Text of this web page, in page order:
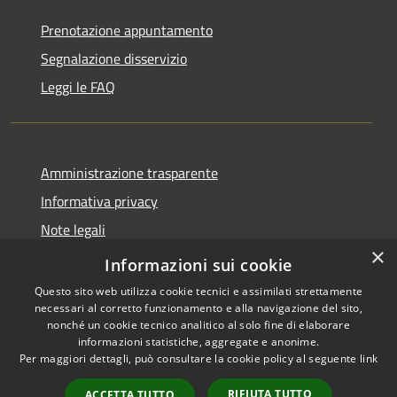
Prenotazione appuntamento
Segnalazione disservizio
Leggi le FAQ
Amministrazione trasparente
Informativa privacy
Note legali
Dichiarazione di accessibilità
Accessibilità
Copyright © 2026 • Comune di
Desio • Powered by
Municipium• Accesso
×
Informazioni sui cookie
Questo sito web utilizza cookie tecnici e assimilati strettamente
necessari al corretto funzionamento e alla navigazione del sito,
nonché un cookie tecnico analitico al solo fine di elaborare
informazioni statistiche, aggregate e anonime.
Per maggiori dettagli, può consultare la cookie policy al seguente link
RIFIUTA TUTTO